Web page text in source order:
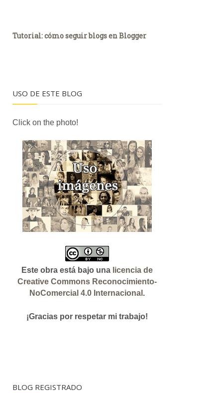
Tutorial: cómo seguir blogs en Blogger
USO DE ESTE BLOG
Click on the photo!
Este obra está bajo una licencia de
Creative Commons Reconocimiento-
NoComercial 4.0 Internacional .
¡Gracias por respetar mi trabajo!
BLOG REGISTRADO